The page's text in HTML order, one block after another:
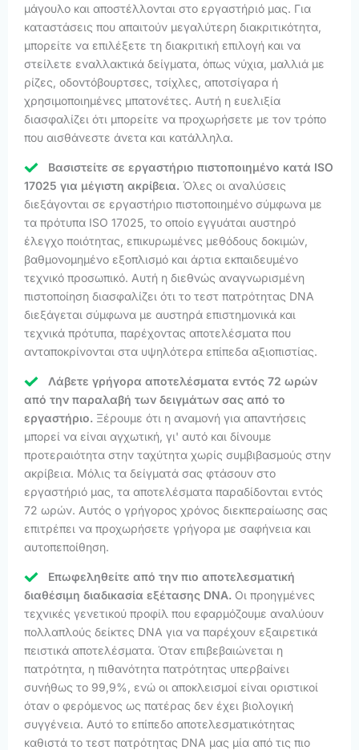
μάγουλο και αποστέλλονται στο εργαστήριό μας. Για
καταστάσεις που απαιτούν μεγαλύτερη διακριτικότητα,
μπορείτε να επιλέξετε τη διακριτική επιλογή και να
στείλετε εναλλακτικά δείγματα, όπως νύχια, μαλλιά με
ρίζες, οδοντόβουρτσες, τσίχλες, αποτσίγαρα ή
χρησιμοποιημένες μπατονέτες. Αυτή η ευελιξία
διασφαλίζει ότι μπορείτε να προχωρήσετε με τον τρόπο
που αισθάνεστε άνετα και κατάλληλα.
Βασιστείτε σε εργαστήριο πιστοποιημένο κατά ISO
17025 για μέγιστη ακρίβεια. Όλες οι αναλύσεις
διεξάγονται σε εργαστήριο πιστοποιημένο σύμφωνα με
τα πρότυπα ISO 17025, το οποίο εγγυάται αυστηρό
έλεγχο ποιότητας, επικυρωμένες μεθόδους δοκιμών,
βαθμονομημένο εξοπλισμό και άρτια εκπαιδευμένο
τεχνικό προσωπικό. Αυτή η διεθνώς αναγνωρισμένη
πιστοποίηση διασφαλίζει ότι το τεστ πατρότητας DNA
διεξάγεται σύμφωνα με αυστηρά επιστημονικά και
τεχνικά πρότυπα, παρέχοντας αποτελέσματα που
ανταποκρίνονται στα υψηλότερα επίπεδα αξιοπιστίας.
Λάβετε γρήγορα αποτελέσματα εντός 72 ωρών
από την παραλαβή των δειγμάτων σας από το
εργαστήριο. Ξέρουμε ότι η αναμονή για απαντήσεις
μπορεί να είναι αγχωτική, γι' αυτό και δίνουμε
προτεραιότητα στην ταχύτητα χωρίς συμβιβασμούς στην
ακρίβεια. Μόλις τα δείγματά σας φτάσουν στο
εργαστήριό μας, τα αποτελέσματα παραδίδονται εντός
72 ωρών. Αυτός ο γρήγορος χρόνος διεκπεραίωσης σας
επιτρέπει να προχωρήσετε γρήγορα με σαφήνεια και
αυτοπεποίθηση.
Επωφεληθείτε από την πιο αποτελεσματική
διαθέσιμη διαδικασία εξέτασης DNA. Οι προηγμένες
τεχνικές γενετικού προφίλ που εφαρμόζουμε αναλύουν
πολλαπλούς δείκτες DNA για να παρέχουν εξαιρετικά
πειστικά αποτελέσματα. Όταν επιβεβαιώνεται η
πατρότητα, η πιθανότητα πατρότητας υπερβαίνει
συνήθως το 99,9%, ενώ οι αποκλεισμοί είναι οριστικοί
όταν ο φερόμενος ως πατέρας δεν έχει βιολογική
συγγένεια. Αυτό το επίπεδο αποτελεσματικότητας
καθιστά το τεστ πατρότητας DNA μας μία από τις πιο